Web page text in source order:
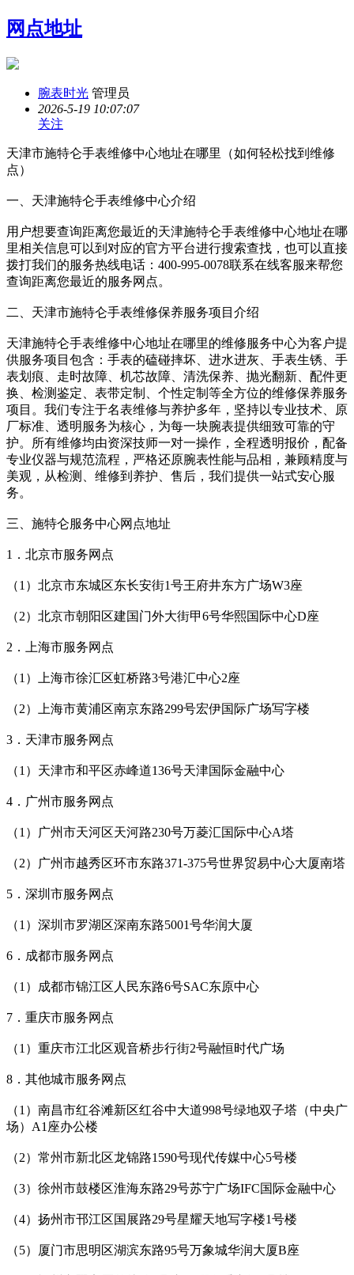
网点地址
腕表时光 管理员
2026-5-19 10:07:07
关注
天津市施特仑手表维修中心地址在哪里（如何轻松找到维修
点）
一、天津施特仑手表维修中心介绍
用户想要查询距离您最近的天津施特仑手表维修中心地址在哪
里相关信息可以到对应的官方平台进行搜索查找，也可以直接
拨打我们的服务热线电话：400-995-0078联系在线客服来帮您
查询距离您最近的服务网点。
二、天津市施特仑手表维修保养服务项目介绍
天津施特仑手表维修中心地址在哪里的维修服务中心为客户提
供服务项目包含：手表的磕碰摔坏、进水进灰、手表生锈、手
表划痕、走时故障、机芯故障、清洗保养、抛光翻新、配件更
换、检测鉴定、表带定制、个性定制等全方位的维修保养服务
项目。我们专注于名表维修与养护多年，坚持以专业技术、原
厂标准、透明服务为核心，为每一块腕表提供细致可靠的守
护。所有维修均由资深技师一对一操作，全程透明报价，配备
专业仪器与规范流程，严格还原腕表性能与品相，兼顾精度与
美观，从检测、维修到养护、售后，我们提供一站式安心服
务。
三、施特仑服务中心网点地址
1．北京市服务网点
（1）北京市东城区东长安街1号王府井东方广场W3座
（2）北京市朝阳区建国门外大街甲6号华熙国际中心D座
2．上海市服务网点
（1）上海市徐汇区虹桥路3号港汇中心2座
（2）上海市黄浦区南京东路299号宏伊国际广场写字楼
3．天津市服务网点
（1）天津市和平区赤峰道136号天津国际金融中心
4．广州市服务网点
（1）广州市天河区天河路230号万菱汇国际中心A塔
（2）广州市越秀区环市东路371-375号世界贸易中心大厦南塔
5．深圳市服务网点
（1）深圳市罗湖区深南东路5001号华润大厦
6．成都市服务网点
（1）成都市锦江区人民东路6号SAC东原中心
7．重庆市服务网点
（1）重庆市江北区观音桥步行街2号融恒时代广场
8．其他城市服务网点
（1）南昌市红谷滩新区红谷中大道998号绿地双子塔（中央广
场）A1座办公楼
（2）常州市新北区龙锦路1590号现代传媒中心5号楼
（3）徐州市鼓楼区淮海东路29号苏宁广场IFC国际金融中心
（4）扬州市邗江区国展路29号星耀天地写字楼1号楼
（5）厦门市思明区湖滨东路95号万象城华润大厦B座